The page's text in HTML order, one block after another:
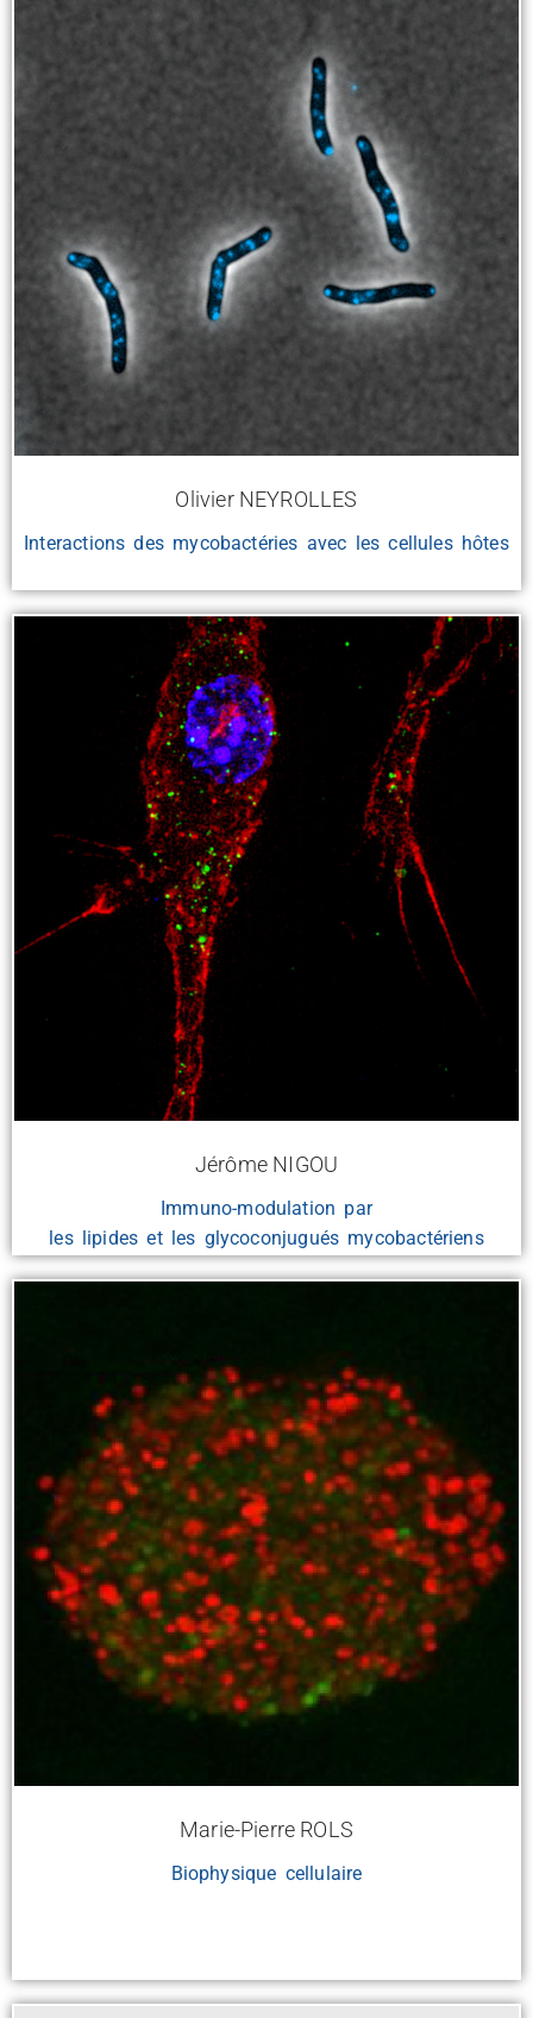
Olivier NEYROLLES
Interactions des mycobactéries avec les cellules hôtes
Jérôme NIGOU
Immuno-modulation par
les lipides et les glycoconjugués mycobactériens
Marie-Pierre ROLS
Biophysique cellulaire